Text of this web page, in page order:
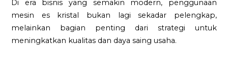
Di era bisnis yang semakin modern, penggunaan
mesin es kristal bukan lagi sekadar pelengkap,
melainkan bagian penting dari strategi untuk
meningkatkan kualitas dan daya saing usaha.